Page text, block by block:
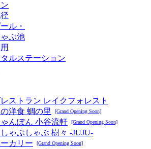
ル・
ぶ池
ルステーション
ストラン レイクフォレスト
洋食 蜩の里
[Grand Opening Soon]
んぽん 小谷流軒 [Grand Opening Soon]
ゃぶしゃぶ 樹々 -JUJU-
カリー
[Grand Opening Soon]